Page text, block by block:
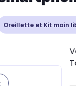
Oreillette et Kit main